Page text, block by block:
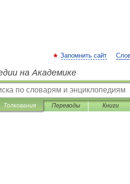
Запомнить сайт
на Академике
Толкования Переводы Книги